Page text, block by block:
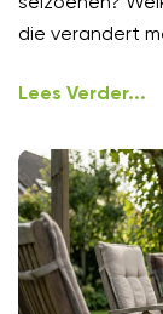
die verandert
Lees Verder...